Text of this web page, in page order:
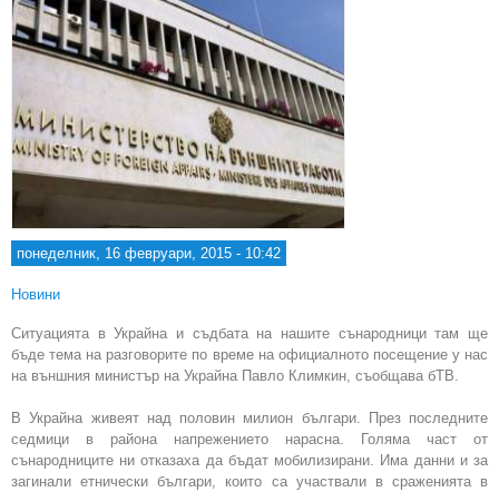
понеделник, 16 февруари, 2015 - 10:42
Новини
Ситуацията в Украйна и съдбата на нашите сънародници там ще
бъде тема на разговорите по време на официалното посещение у нас
на външния министър на Украйна Павло Климкин, съобщава бТВ.
В Украйна живеят над половин милион българи. През последните
седмици в района напрежението нарасна. Голяма част от
сънародниците ни отказаха да бъдат мобилизирани. Има данни и за
загинали етнически българи, които са участвали в сраженията в